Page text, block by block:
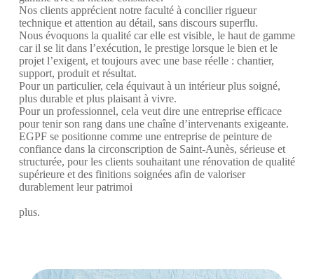
Nos clients apprécient notre faculté à concilier rigueur
technique et attention au détail, sans discours superflu.
Nous évoquons la qualité car elle est visible, le haut de gamme
car il se lit dans l’exécution, le prestige lorsque le bien et le
projet l’exigent, et toujours avec une base réelle : chantier,
support, produit et résultat.
Pour un particulier, cela équivaut à un intérieur plus soigné,
plus durable et plus plaisant à vivre.
Pour un professionnel, cela veut dire une entreprise efficace
pour tenir son rang dans une chaîne d’intervenants exigeante.
EGPF se positionne comme une entreprise de peinture de
confiance dans la circonscription de Saint-Aunès, sérieuse et
structurée, pour les clients souhaitant une rénovation de qualité
supérieure et des finitions soignées afin de valoriser
durablement leur patrimoi
plus.